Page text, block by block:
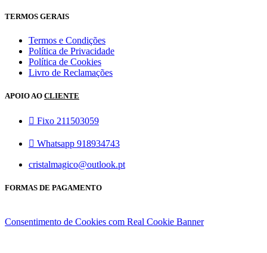
TERMOS GERAIS
Termos e Condições
Política de Privacidade
Política de Cookies
Livro de Reclamações
APOIO AO CLIENTE
Fixo 211503059
Whatsapp 918934743
cristalmagico@outlook.pt
FORMAS DE PAGAMENTO
Consentimento de Cookies com Real Cookie Banner